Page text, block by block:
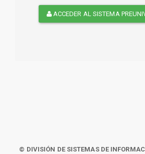
ACCEDER AL SISTEMA
© DIVISIÓN DE SISTEMAS DE